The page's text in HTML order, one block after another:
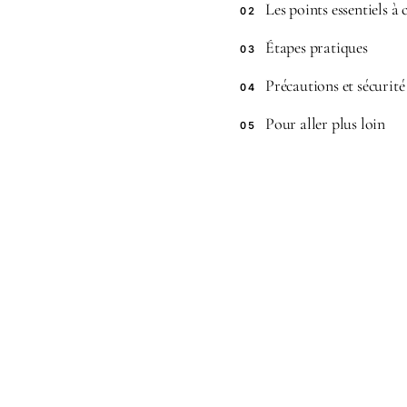
02 Les points essentiels à
03 Étapes pratiques
04 Précautions et sécurité
05 Pour aller plus loin